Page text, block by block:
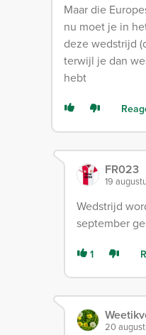
Maar die
nu moet je in
deze wedstrijd
terwijl je dan
hebt
FR023
19
Wedstrijd
september
1
20